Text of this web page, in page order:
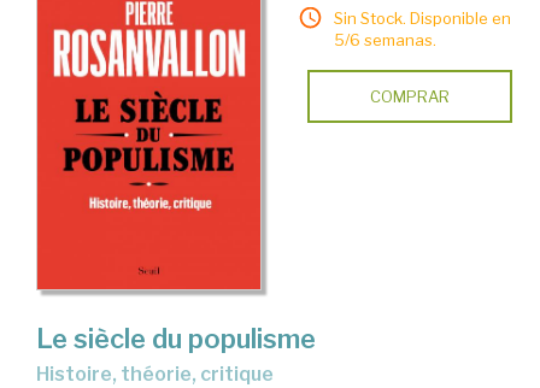
Sin Stock. Disponible en
5/6 semanas.
COMPRAR
Le siècle du populisme
histoire, théorie, critique